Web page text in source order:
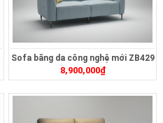
Sofa băng da công nghệ mới ZB429
8,900,000₫